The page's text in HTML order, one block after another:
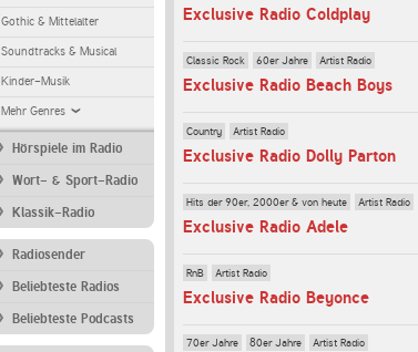
Gothic & Mittelalter
Soundtracks & Musical
Kinder-Musik
Mehr Genres
Hörspiele im Radio
Wort- & Sport-Radio
Klassik-Radio
Radiosender
Beliebteste Radios
Beliebteste Podcasts
Exclusive Radio Coldplay
Classic Rock 60er Jahre Artist Radio
Exclusive Radio Beach Boys
Country Artist Radio
Exclusive Radio Dolly Parton
Hits der 90er, 2000er & von heute Artist Radio
Exclusive Radio Adele
RnB Artist Radio
Exclusive Radio Beyonce
70er Jahre 80er Jahre Artist Radio